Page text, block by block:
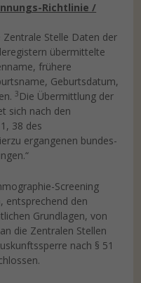
Richtlinie /
Zentrale Stelle Daten der
übermittelte
frühere
Geburtsdatum,
3 Die Übermittlung der
sich nach den
38 des
ergangenen bundes-
Screening
entsprechend den
Grundlagen, von
die Zentralen Stellen
nach § 51